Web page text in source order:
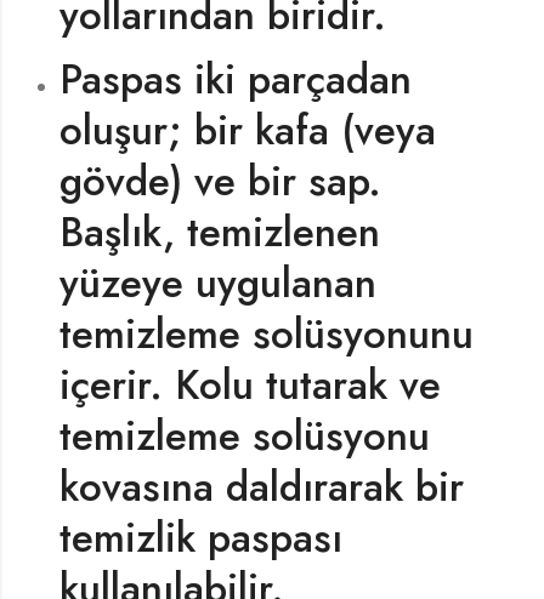
yollarından biridir.
Paspas iki parçadan
oluşur; bir kafa (veya
gövde) ve bir sap.
Başlık, temizlenen
yüzeye uygulanan
temizleme solüsyonunu
içerir. Kolu tutarak ve
temizleme solüsyonu
kovasına daldırarak bir
temizlik paspası